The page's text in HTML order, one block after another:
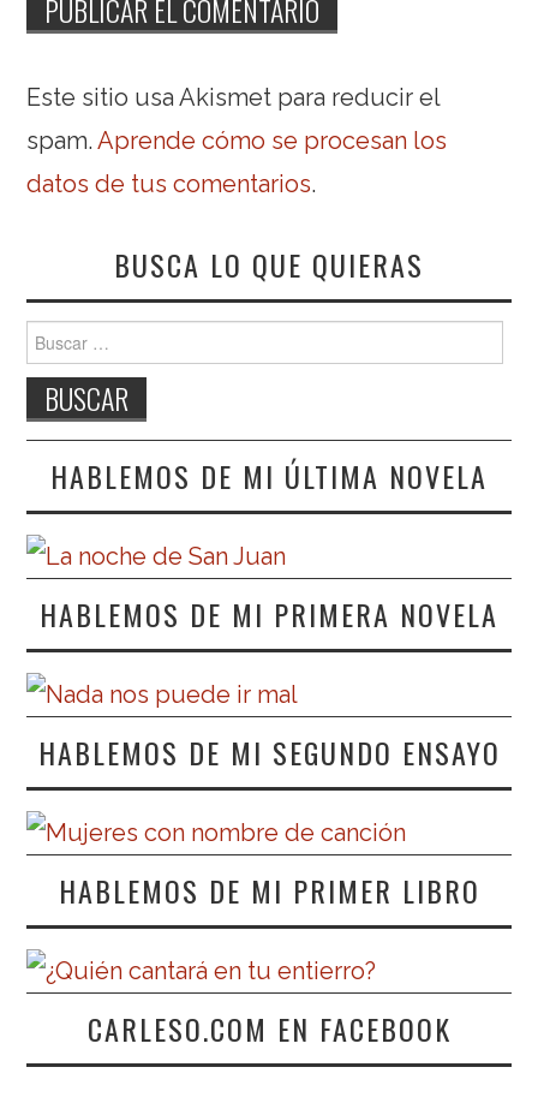
Este sitio usa Akismet para reducir el
spam.Aprende cómo se procesan los
datos de tus comentarios.
BUSCA LO QUE QUIERAS
Buscar:
HABLEMOS DE MI ÚLTIMA NOVELA
HABLEMOS DE MI PRIMERA NOVELA
HABLEMOS DE MI SEGUNDO ENSAYO
HABLEMOS DE MI PRIMER LIBRO
CARLESO.COM EN FACEBOOK